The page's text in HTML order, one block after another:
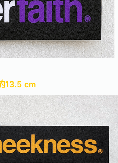
13.5 cm